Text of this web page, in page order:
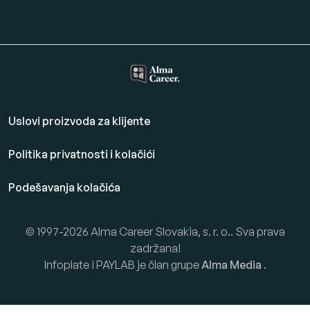
Uslovi proizvoda za klijente
Politika privatnosti i kolačići
Podešavanja kolačića
© 1997-2026 Alma Career Slovakia, s. r. o.. Sva prava
zadržana!
Infoplate i PAYLAB je član grupeAlma Media .